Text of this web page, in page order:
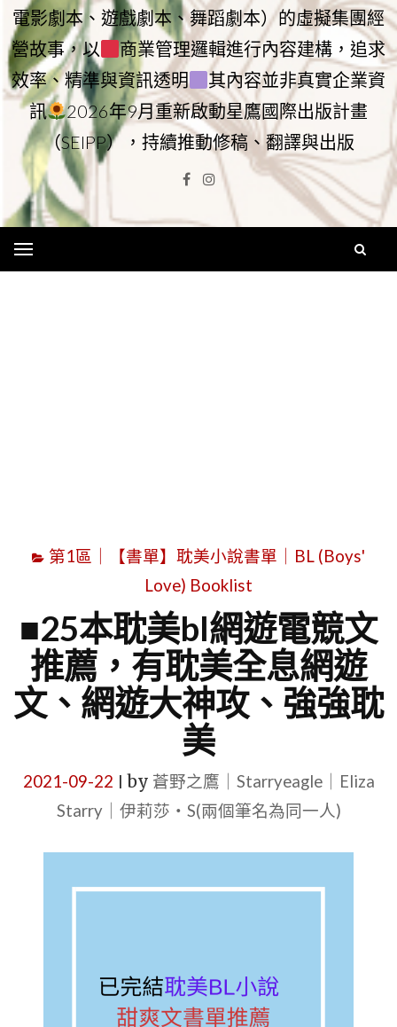
電影劇本、遊戲劇本、舞蹈劇本）的虛擬集團經
營故事，以
商業管理邏輯進行內容建構，追求
效率、精準與資訊透明
其內容並非真實企業資
訊
2026年9月重新啟動星鷹國際出版計畫
（SEIPP），持續推動修稿、翻譯與出版
Facebook
Instagram
第1區｜【書單】耽美小說書單｜BL (Boys'
Love) Booklist
■25本耽美bl網遊電競文
推薦，有耽美全息網遊
文、網遊大神攻、強強耽
美
2021-09-22 by 蒼野之鷹｜Starryeagle｜Eliza
Starry｜伊莉莎・S(兩個筆名為同一人)